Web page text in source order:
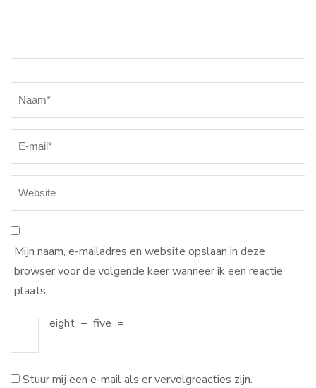
Mijn naam, e-mailadres en website opslaan in deze
browser voor de volgende keer wanneer ik een reactie
plaats.
eight − five =
Stuur mij een e-mail als er vervolgreacties zijn.